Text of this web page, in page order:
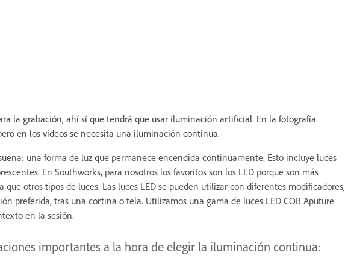
la grabación, ahí sí que tendrá que usar iluminación artificial. En la fotografía
en los vídeos se necesita una iluminación continua.
una forma de luz que permanece encendida continuamente. Esto incluye luces
En Southworks, para nosotros los favoritos son los LED porque son más
otros tipos de luces. Las luces LED se pueden utilizar con diferentes modificadores,
preferida, tras una cortina o tela. Utilizamos una gama de luces LED COB Aputure
en la sesión.
importantes a la hora de elegir la iluminación continua: